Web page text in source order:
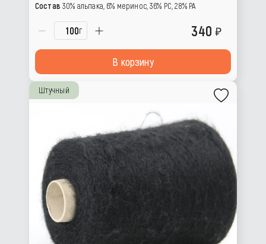
Состав 30% альпака, 6% меринос, 36% РС, 28% РА
г 340
В корзину
Штучный